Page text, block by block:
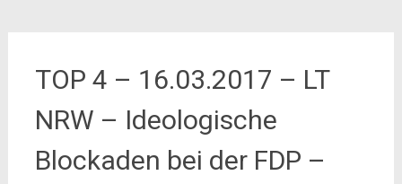
TOP 4 – 16.03.2017 – LT
NRW – Ideologische
Blockaden bei der FDP –